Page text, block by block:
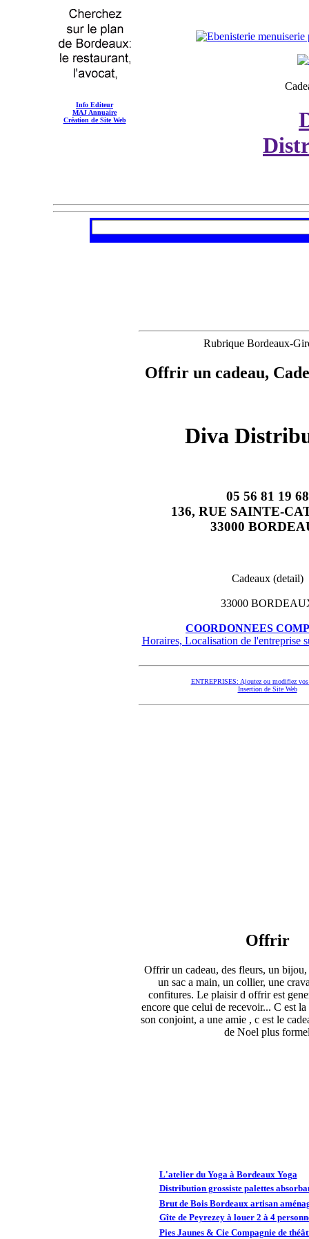
Info Editeur
MAJ Annuaire
Création de Site Web
Rubrique Bordeaux-
Offrir un cadeau,
Diva
05 56 81 19 68
136, RUE SAINTE-
33000
Cadeaux (detail)
33000
COORDONNEES
Horaires, Localisation de l'entreprise
ENTREPRISES: Ajoutez ou modifiez vos
Insertion de Site Web
Offrir
Offrir un cadeau, des fleurs, un bijou,
un sac a main, un collier, une
confitures. Le plaisir d offrir est
encore que celui de recevoir... C est la
son conjoint, a une amie , c est le
de Noel plus
L'atelier du Yoga à Bordeaux Yoga
Distribution grossiste palettes
Brut de Bois Bordeaux artisan
Gîte de Peyrezey à louer 2 à 4
Pies Jaunes & Cie Compagnie de